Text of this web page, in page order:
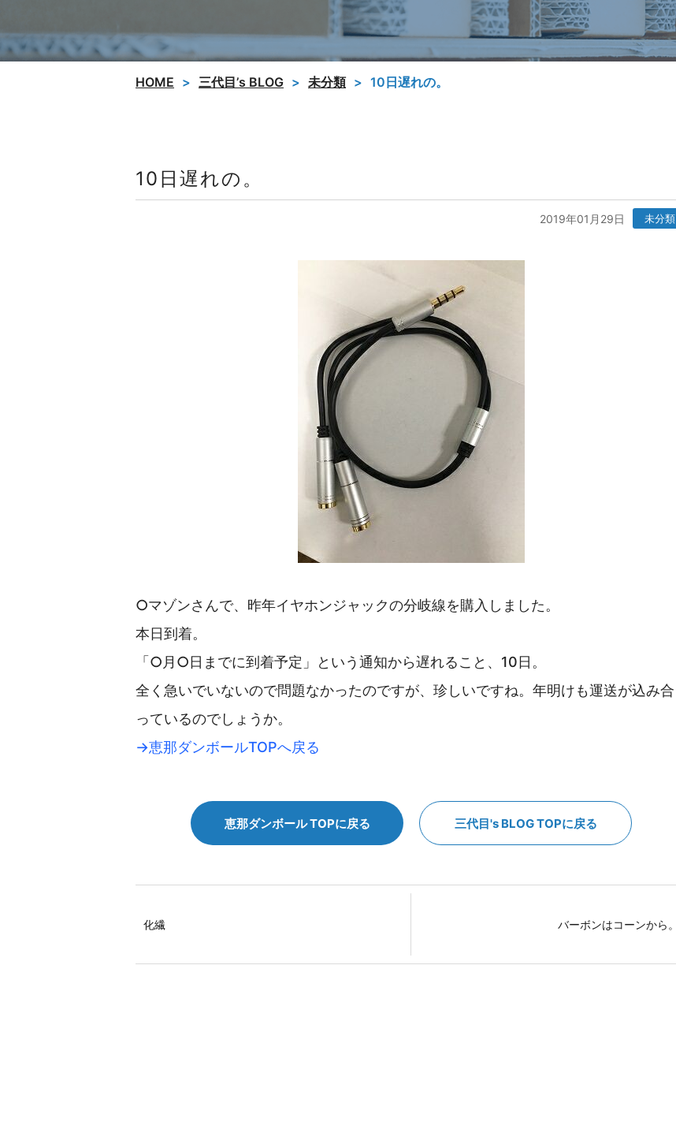
HOME 三代目’s BLOG 未分類 10日遅れの。
10日遅れの。
2019年01月29日 未分類
○マゾンさんで、昨年イヤホンジャックの分岐線を購入しました。
本日到着。
「○月○日までに到着予定」という通知から遅れること、10日。
全く急いでいないので問題なかったのですが、珍しいですね。年明けも運送が込み合
っているのでしょうか。
→恵那ダンボールTOPへ戻る
恵那ダンボール TOPに戻る 三代目's BLOG TOPに戻る
化繊 バーボンはコーンから。